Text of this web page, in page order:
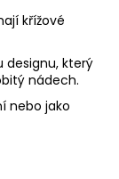
křížové
designu, který
nádech.
nebo jako